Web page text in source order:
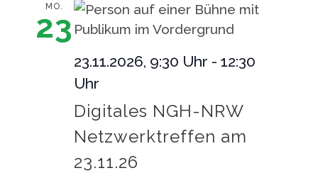
MO.
23
23.11.2026, 9:30 Uhr - 12:30
Uhr
Digitales NGH-NRW
Netzwerktreffen am
23.11.26